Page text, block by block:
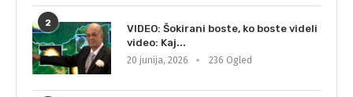
2
VIDEO: Šokirani boste, ko boste videli
video: Kaj...
20 junija, 2026 236 Ogled